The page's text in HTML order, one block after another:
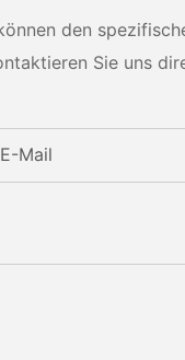
den
Sie uns
E-Mail